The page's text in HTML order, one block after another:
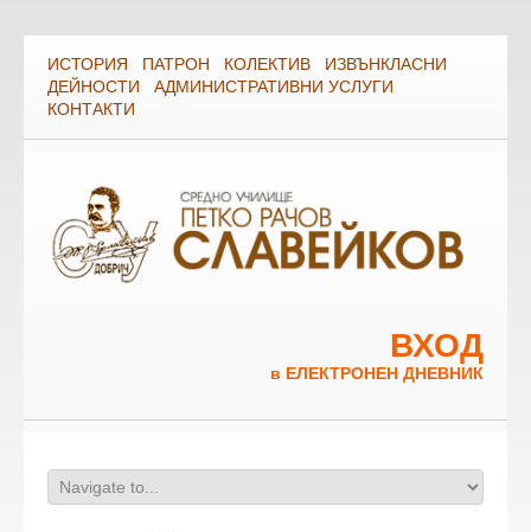
ИСТОРИЯ ПАТРОН КОЛЕКТИВ
ИЗВЪНКЛАСНИ
ДЕЙНОСТИ
АДМИНИСТРАТИВНИ УСЛУГИ
КОНТАКТИ
ВХОД
в ЕЛЕКТРОНЕН ДНЕВНИК